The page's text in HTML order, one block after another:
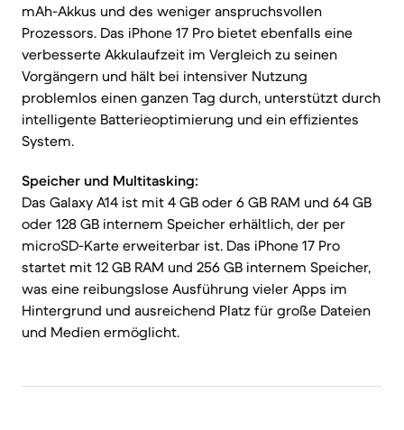
mAh-Akkus und des weniger anspruchsvollen
Prozessors. Das iPhone 17 Pro bietet ebenfalls eine
verbesserte Akkulaufzeit im Vergleich zu seinen
Vorgängern und hält bei intensiver Nutzung
problemlos einen ganzen Tag durch, unterstützt durch
intelligente Batterieoptimierung und ein effizientes
System.
Speicher und Multitasking:
Das Galaxy A14 ist mit 4 GB oder 6 GB RAM und 64 GB
oder 128 GB internem Speicher erhältlich, der per
microSD-Karte erweiterbar ist. Das iPhone 17 Pro
startet mit 12 GB RAM und 256 GB internem Speicher,
was eine reibungslose Ausführung vieler Apps im
Hintergrund und ausreichend Platz für große Dateien
und Medien ermöglicht.